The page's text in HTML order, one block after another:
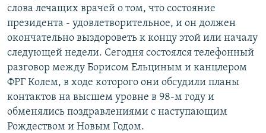
ПОДПИШИТЕСЬ НА РАССЫЛКУ
СОЦИАЛЬНЫЕ СЕТИ
Все сайты РСЕ/РС
слова лечащих врачей о том, что состояние
президента - удовлетворительное, и он должен
окончательно выздороветь к концу этой или началу
следующей недели. Сегодня состоялся телефонный
разговор между Борисом Ельциным и канцлером
ФРГ Колем, в ходе которого они обсудили планы
контактов на высшем уровне в 98-м году и
обменялись поздравлениями с наступающим
Рождеством и Новым Годом.